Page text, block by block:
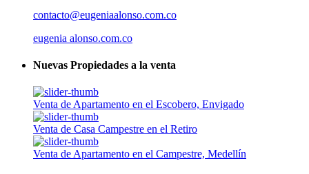
contacto@eugeniaalonso.com.co
eugenia alonso.com.co
Nuevas Propiedades a la venta
Venta de Apartamento en el Escobero, Envigado
Venta de Casa Campestre en el Retiro
Venta de Apartamento en el Campestre, Medellín